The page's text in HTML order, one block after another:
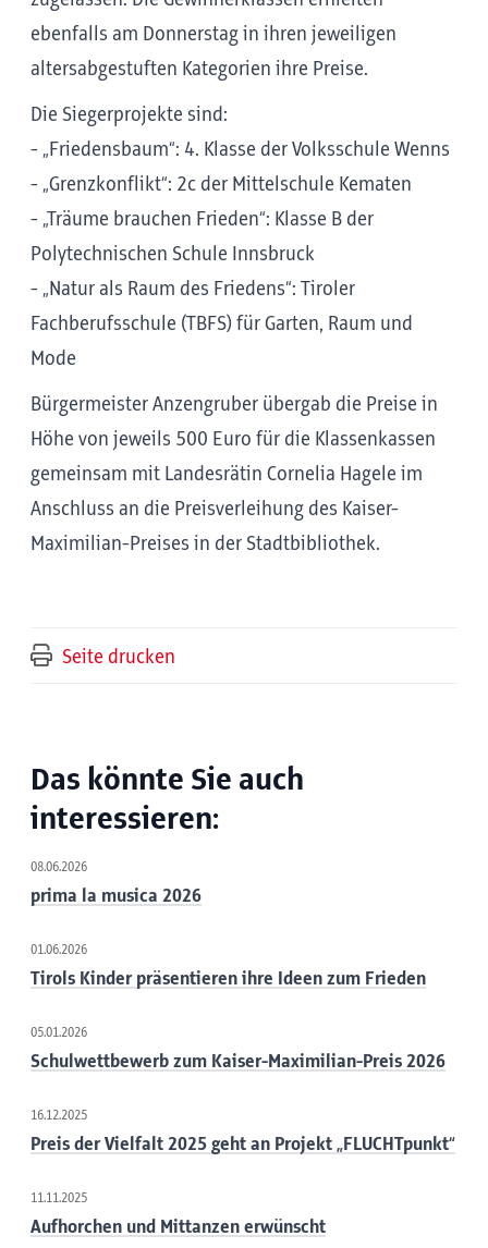
ebenfalls am Donnerstag in ihren jeweiligen
altersabgestuften Kategorien ihre Preise.
Die Siegerprojekte sind:
- „Friedensbaum“: 4. Klasse der Volksschule Wenns
- „Grenzkonflikt“: 2c der Mittelschule Kematen
- „Träume brauchen Frieden“: Klasse B der
Polytechnischen Schule Innsbruck
- „Natur als Raum des Friedens“: Tiroler
Fachberufsschule (TBFS) für Garten, Raum und
Mode
Bürgermeister Anzengruber übergab die Preise in
Höhe von jeweils 500 Euro für die Klassenkassen
gemeinsam mit Landesrätin Cornelia Hagele im
Anschluss an die Preisverleihung des Kaiser-
Maximilian-Preises in der Stadtbibliothek.
Seite drucken
Das könnte Sie auch
interessieren:
08.06.2026
prima la musica 2026
01.06.2026
Tirols Kinder präsentieren ihre Ideen zum Frieden
05.01.2026
Schulwettbewerb zum Kaiser-Maximilian-Preis 2026
16.12.2025
Preis der Vielfalt 2025 geht an Projekt „FLUCHTpunkt“
11.11.2025
Aufhorchen und Mittanzen erwünscht